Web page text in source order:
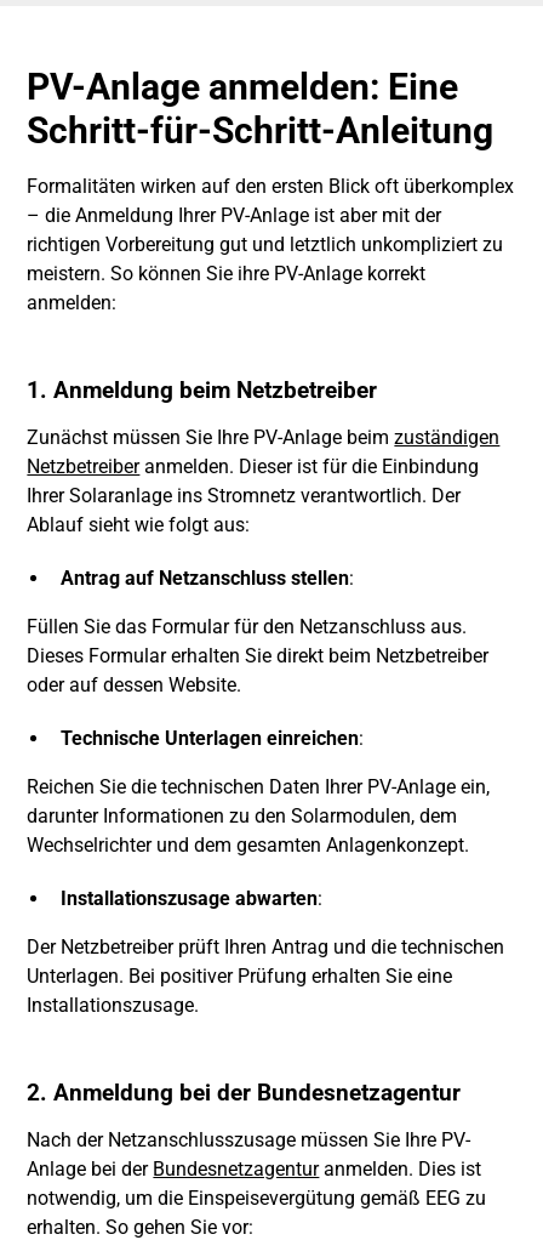
PV-Anlage anmelden: Eine
Schritt-für-Schritt-Anleitung
Formalitäten wirken auf den ersten Blick oft überkomplex
– die Anmeldung Ihrer PV-Anlage ist aber mit der
richtigen Vorbereitung gut und letztlich unkompliziert zu
meistern. So können Sie ihre PV-Anlage korrekt
anmelden:
1. Anmeldung beim Netzbetreiber
Zunächst müssen Sie Ihre PV-Anlage beimzuständigen
Netzbetreiberanmelden. Dieser ist für die Einbindung
Ihrer Solaranlage ins Stromnetz verantwortlich. Der
Ablauf sieht wie folgt aus:
Antrag auf Netzanschluss stellen:
Füllen Sie das Formular für den Netzanschluss aus.
Dieses Formular erhalten Sie direkt beim Netzbetreiber
oder auf dessen Website.
Technische Unterlagen einreichen:
Reichen Sie die technischen Daten Ihrer PV-Anlage ein,
darunter Informationen zu den Solarmodulen, dem
Wechselrichter und dem gesamten Anlagenkonzept.
Installationszusage abwarten:
Der Netzbetreiber prüft Ihren Antrag und die technischen
Unterlagen. Bei positiver Prüfung erhalten Sie eine
Installationszusage.
2. Anmeldung bei der Bundesnetzagentur
Nach der Netzanschlusszusage müssen Sie Ihre PV-
Anlage bei der Bundesnetzagenturanmelden. Dies ist
notwendig, um die Einspeisevergütung gemäß EEG zu
erhalten. So gehen Sie vor: